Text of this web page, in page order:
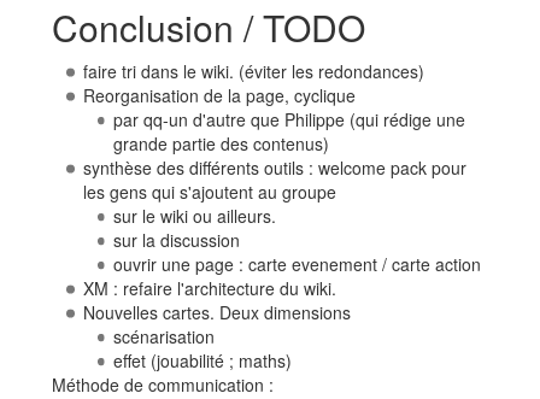
Conclusion / TODO
faire tri dans le wiki. (éviter les redondances)
Reorganisation de la page, cyclique
par qq-un d'autre que Philippe (qui rédige une
grande partie des contenus)
synthèse des différents outils : welcome pack pour
les gens qui s'ajoutent au groupe
sur le wiki ou ailleurs.
sur la discussion
ouvrir une page : carte evenement / carte action
XM : refaire l'architecture du wiki.
Nouvelles cartes. Deux dimensions
scénarisation
effet (jouabilité ; maths)
Méthode de communication :